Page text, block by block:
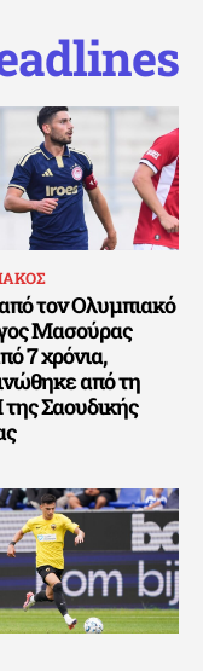
τον Ολυμπιακό
Μασούρας
7 χρόνια,
από τη
Σαουδικής